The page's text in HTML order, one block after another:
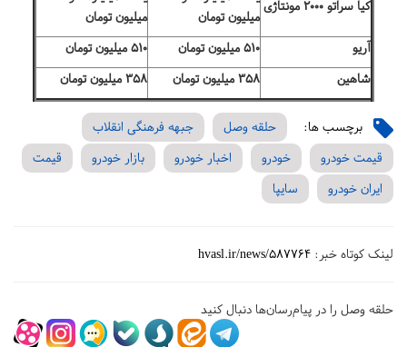
کیا سراتو ۲۰۰۰ مونتاژی
میلیون تومان
میلیون تومان
آریو
۵۱۰ میلیون تومان
۵۱۰ میلیون تومان
شاهین
۳۵۸ میلیون تومان
۳۵۸ میلیون تومان
برچسب ها:
حلقه وصل
جبهه فرهنگی انقلاب
قیمت خودرو
خودرو اخبار خودرو بازار خودرو
قیمت
ایران خودرو
سایپا
لینک کوتاه خبر: hvasl.ir/news/587764
حلقه وصل را در پیام‌رسان‌ها دنبال کنید